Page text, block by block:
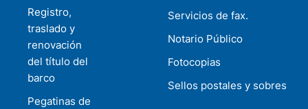
Registro,
traslado y
renovación
del título del
barco
Pegatinas de
Servicios de fax.
Notario Público
Fotocopias
Sellos postales y sobres